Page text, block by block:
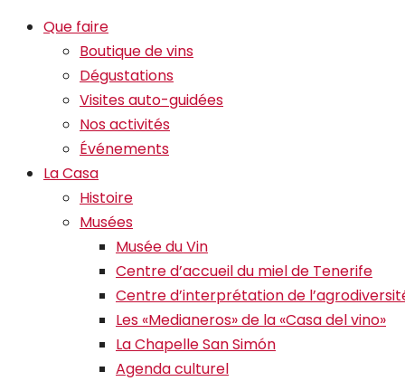
Que faire
Boutique de vins
Dégustations
Visites auto-guidées
Nos activités
Événements
La Casa
Histoire
Musées
Musée du Vin
Centre d’accueil du miel de Tenerife
Centre d’interprétation de
Les «Medianeros» de la «Casa del vino»
La Chapelle San Simón
Agenda culturel